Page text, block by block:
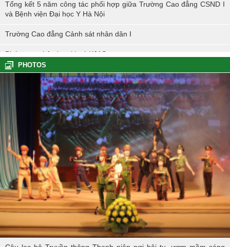
Tổng kết 5 năm công tác phối hợp giữa Trường Cao đẳng CSND I
và Bệnh viện Đại học Y Hà Nội
Trường Cao đẳng Cảnh sát nhân dân I
Phóng sự nhập học khoá K61S
Tổng kết hoạt động thực tế đợt I - K60S
Các sự kiện tiêu biểu của Tuổi trẻ Nhà trường năm học 2023-2024
TÔI LÀM CÔNG AN XÃ
Hoạt động thực tế chính trị của cán bộ, học viên tại Hoà Bình
Hội thi tìm hiểu, sáng kiến về phòng, chống tác hại của thuốc lá
trong tuổi trẻ Trường Cao đẳng Cảnh sát nhân dân I
Tuổi trẻ Trường Cao đẳng CSND I tích cực triển khai đề án 06 của
Chính phủ
PHOTOS